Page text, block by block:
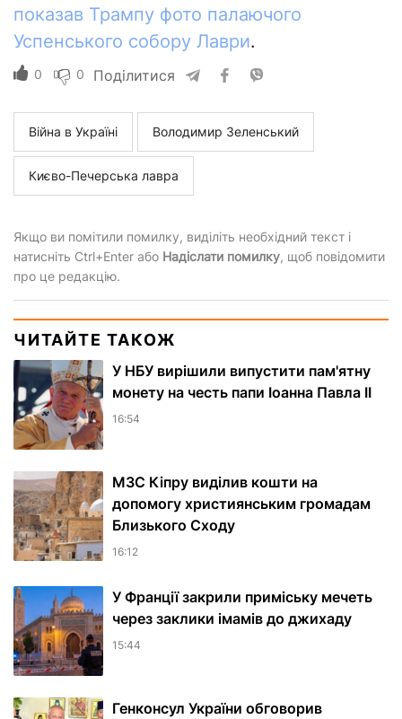
показав Трампу фото палаючого
Успенського собору Лаври.
0 0 Поділитися
Війна в Україні Володимир Зеленський
Києво-Печерська лавра
Якщо ви помітили помилку, виділіть необхідний текст і
натисніть Ctrl+Enter або Надіслати помилку, щоб повідомити
про це редакцію.
ЧИТАЙТЕ ТАКОЖ
У НБУ вирішили випустити пам'ятну
монету на честь папи Іоанна Павла II
16:54
МЗС Кіпру виділив кошти на
допомогу християнським громадам
Близького Сходу
16:12
У Франції закрили приміську мечеть
через заклики імамів до джихаду
15:44
Генконсул України обговорив